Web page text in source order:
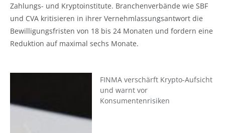
Zahlungs- und Kryptoinstitute. Branchenverbände wie SBF
und CVA kritisieren in ihrer Vernehmlassungsantwort die
Bewilligungsfristen von 18 bis 24 Monaten und fordern eine
Reduktion auf maximal sechs Monate.
FINMA verschärft Krypto-Aufsicht
und warnt vor
Konsumentenrisiken